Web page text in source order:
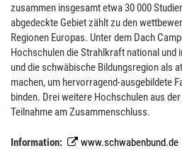
zusammen insgesamt etwa 30 000
abgedeckte Gebiet zählt zu den
Regionen Europas. Unter dem Dach
Hochschulen die Strahlkraft national und
und die schwäbische Bildungsregion als
machen, um hervorragend-ausgebildete
binden. Drei weitere Hochschulen aus
Teilnahme am Zusammenschluss.
Information: www.schwabenbund.de